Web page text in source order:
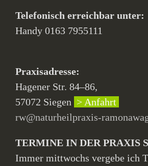
Telefonisch erreichbar unter:
Handy 0163 7955111
Praxisadresse:
Hagener Str. 84–86,
57072 Siegen > Anfahrt
rw@naturheilpraxis-
TERMINE IN DER PRAXIS
Immer mittwochs vergebe ich